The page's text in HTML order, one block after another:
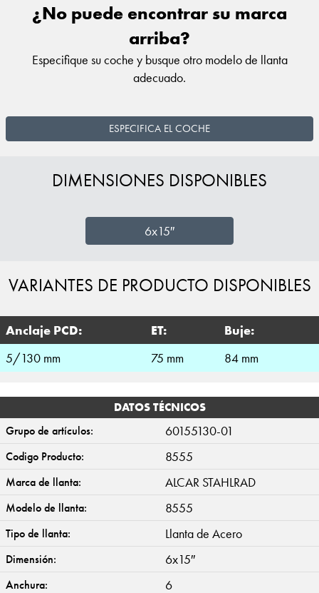
¿No puede encontrar su marca
arriba?
Especifique su coche y busque otro modelo de llanta
adecuado.
ESPECIFICA EL COCHE
DIMENSIONES DISPONIBLES
6x15″
VARIANTES DE PRODUCTO DISPONIBLES
Anclaje PCD: ET:
Buje:
5/130 mm
75 mm 84 mm
DATOS TÉCNICOS
Grupo de artículos:
60155130-01
Codigo Producto: 8555
Marca de llanta: ALCAR STAHLRAD
Modelo de llanta: 8555
Tipo de llanta: Llanta de Acero
Dimensión: 6x15″
Anchura: 6